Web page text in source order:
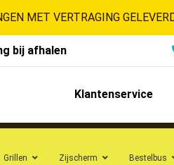
MET VERTRAGING
bij afhalen
Klantenservice
Grillen Zijscherm Bestelbus